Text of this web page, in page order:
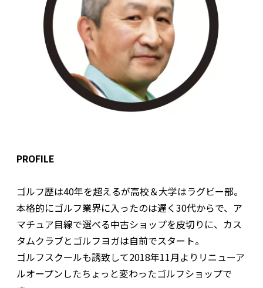
PROFILE
ゴルフ歴は40年を超えるが高校＆大学はラグビー部。
本格的にゴルフ業界に入ったのは遅く30代からで、ア
マチュア目線で選べる中古ショップを皮切りに、カス
タムクラブとゴルフヨガは自前でスタート。
ゴルフスクールも誘致して2018年11月よりリニューア
ルオープンしたちょっと変わったゴルフショップで